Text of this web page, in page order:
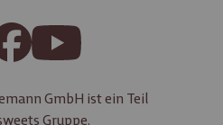
GmbH ist ein Teil
Gruppe.